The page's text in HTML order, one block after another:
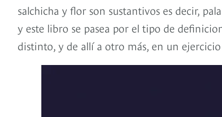
salchicha y flor son sustantivos es decir,
y este libro se pasea por el tipo de
distinto, y de allí a otro más, en un